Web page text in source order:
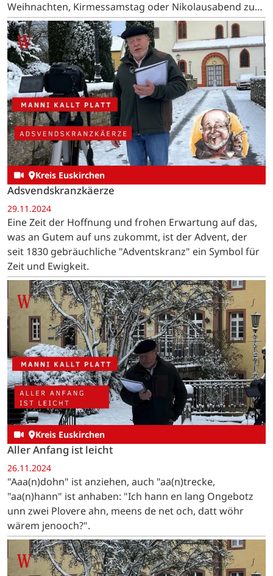
Weihnachten, Kirmessamstag oder Nikolausabend zu
Tage.
Kreis Euskirchen
Adsvendskranzkäerze
29.11.2024
Eine Zeit der Hoffnung und frohen Erwartung auf das,
was an Gutem auf uns zukommt, ist der Advent, der
seit 1830 gebräuchliche "Adventskranz" ein Symbol für
Zeit und Ewigkeit.
Kreis Euskirchen
Aller Anfang ist leicht
26.11.2024
"Aaa(n)dohn" ist anziehen, auch "aa(n)trecke,
"aa(n)hann" ist anhaben: "Ich hann en lang Ongebotz
unn zwei Plovere ahn, meens de net och, datt wöhr
wärem jenooch?".